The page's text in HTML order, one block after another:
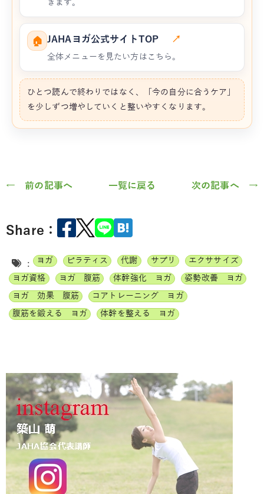
きます。
🏠 JAHAヨガ公式サイトTOP ↗
全体メニューを見たい方はこちら。
ひとつ読んで終わりではなく、「今の自分に合うケア」
を少しずつ増やしていくと整いやすくなります。
← 前の記事へ 一覧に戻る 次の記事へ →
Share：
: ヨガ ピラティス 代謝 サプリ
エクササイズ
ヨガ資格
ヨガ 腹筋 体幹強化 ヨガ
姿勢改善 ヨガ
ヨガ 効果 腹筋
コアトレーニング ヨガ
腹筋を鍛える ヨガ
体幹を整える ヨガ